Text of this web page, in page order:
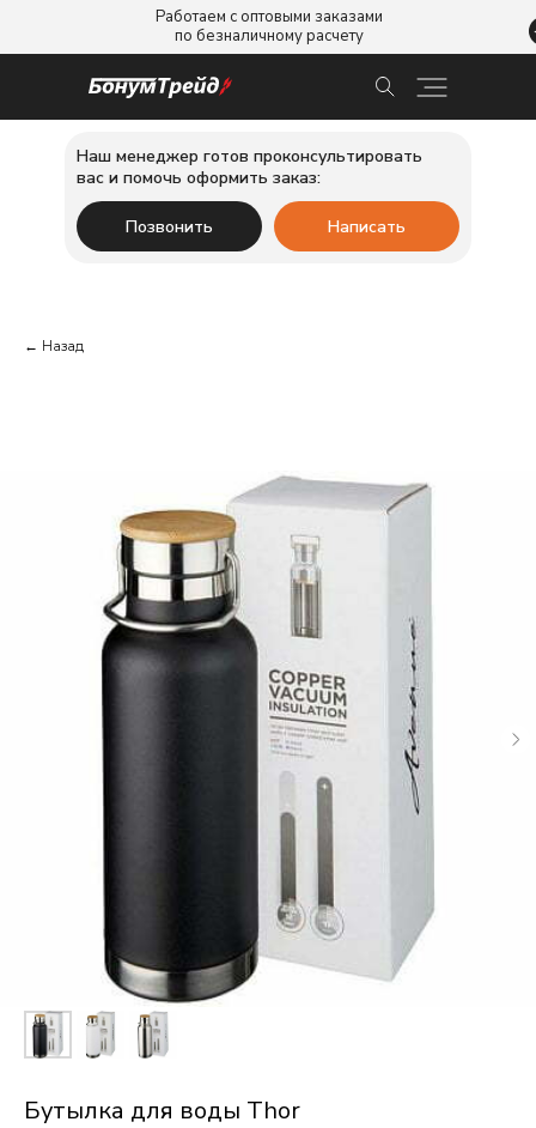
Работаем с оптовыми заказами
по безналичному расчету
Позвонить
Наш менеджер готов проконсультировать
вас и помочь оформить заказ:
Написать
← Назад
Бутылка для воды Thor